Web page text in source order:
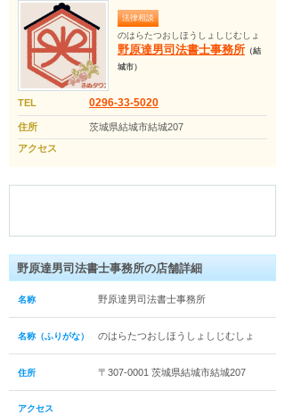
法律相談
のはらたつおしほうしょしじむしょ
野原達男司法書士事務所 （結
城市）
TEL 0296-33-5020
住所
茨城県結城市結城207
アクセス
野原達男司法書士事務所の店舗詳細
名称 野原達男司法書士事務所
名称（ふりがな） のはらたつおしほうしょしじむしょ
住所 〒307-0001 茨城県結城市結城207
アクセス